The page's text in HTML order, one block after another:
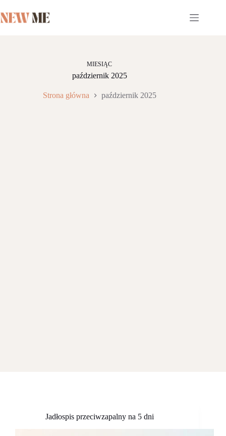
do
treści
MIESIĄC
październik 2025
Strona główna październik 2025
Jadłospis przeciwzapalny na 5 dni